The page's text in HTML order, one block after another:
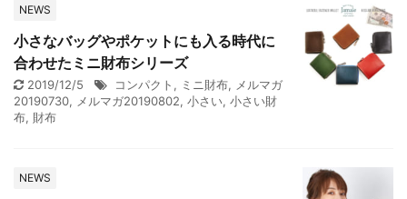
NEWS
小さなバッグやポケットにも入る時代に
合わせたミニ財布シリーズ
2019/12/5 コンパクト , ミニ財布, メルマガ
20190730, メルマガ20190802, 小さい, 小さい財
布, 財布
NEWS